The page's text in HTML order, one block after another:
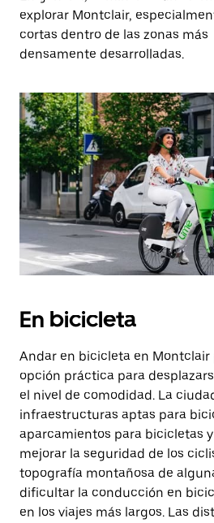
explorar Montclair,
cortas dentro de las zonas más
densamente desarrolladas.
En bicicleta
Andar en bicicleta en Montclair
opción práctica para
el nivel de comodidad. La
infraestructuras aptas para
aparcamientos para bicicletas
mejorar la seguridad de los
topografía montañosa de
dificultar la conducción en
en los viajes más largos. Las